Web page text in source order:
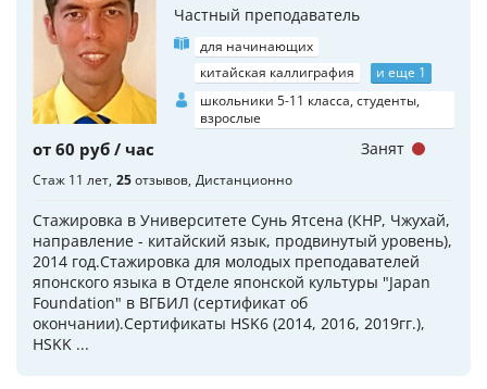
Частный преподаватель
для начинающих
китайская каллиграфия
и еще 1
школьники 5-11 класса, студенты,
взрослые
от 60 руб / час
Стаж 11 лет 25отзывов Дистанционно
Стажировка в Университете Сунь Ятсена (КНР, Чжухай,
направление - китайский язык, продвинутый уровень),
2014 год.Стажировка для молодых преподавателей
японского языка в Отделе японской культуры "Japan
Foundation" в ВГБИЛ (сертификат об
окончании).Сертификаты HSK6 (2014, 2016, 2019гг.),
HSKK ...
Занят